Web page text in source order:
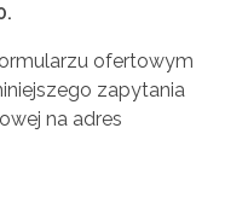
ofertowym
zapytania
na adres